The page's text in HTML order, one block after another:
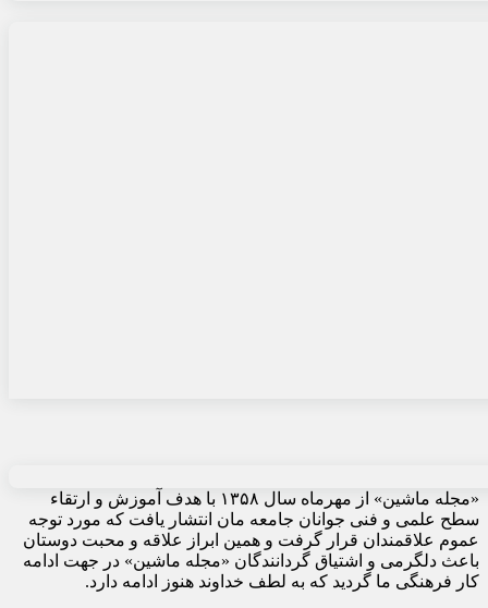
«مجله ماشین» از مهرماه سال ۱۳۵۸ با هدف آموزش و ارتقاء
سطح علمی و فنی جوانان جامعه مان انتشار یافت که مورد توجه
عموم علاقمندان قرار گرفت و همین ابراز علاقه و محبت دوستان
باعث دلگرمی و اشتیاق گردانندگان «مجله ماشین» در جهت ادامه
کار فرهنگی ما گردید که به لطف خداوند هنوز ادامه دارد.